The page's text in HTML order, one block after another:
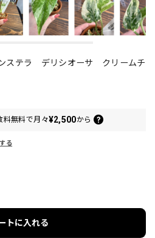
ステラ デリシオーサ クリームチ
料無料で月々¥2,500から
る
トに入れる